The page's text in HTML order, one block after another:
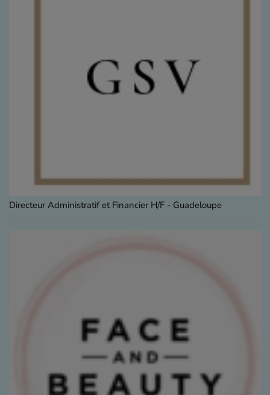
Directeur Administratif et Financier H/F - Guadeloupe